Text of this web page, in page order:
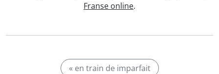
Franse online.
« en train de imparfait